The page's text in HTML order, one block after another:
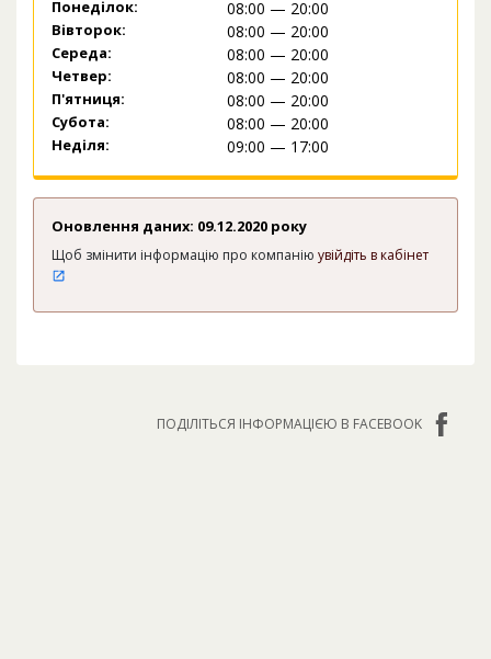
Понеділок: 08:00 — 20:00
Вівторок: 08:00 — 20:00
Середа: 08:00 — 20:00
Четвер: 08:00 — 20:00
П'ятниця: 08:00 — 20:00
Субота: 08:00 — 20:00
Неділя: 09:00 — 17:00
Оновлення даних: 09.12.2020 року
Щоб змінити інформацію про компанію увійдіть в кабінет
ПОДІЛІТЬСЯ ІНФОРМАЦІЄЮ В FACEBOOK